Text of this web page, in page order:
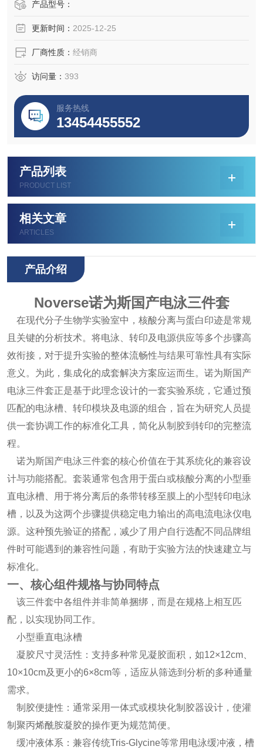
产品型号：
更新时间： 2025-12-25
厂商性质： 经销商
访问量： 393
服务热线
13454455552
产品列表
PRODUCT LIST
相关文章
ARTICLES
产品介绍
Noverse诺为斯国产电泳三件套
在现代分子生物学实验室中，核酸分离与蛋白印迹是常规
且关键的分析技术。将电泳、转印及电源供应等多个步骤高
效衔接，对于提升实验的整体流畅性与结果可靠性具有实际
意义。为此，集成化的成套解决方案应运而生。诺为斯国产
电泳三件套正是基于此理念设计的一套实验系统，它通过预
匹配的电泳槽、转印模块及电源的组合，旨在为研究人员提
供一套协调工作的标准化工具，简化从制胶到转印的完整流
程。
诺为斯国产电泳三件套的核心价值在于其系统化的兼容设
计与功能搭配。套装通常包含用于蛋白或核酸分离的小型垂
直电泳槽、用于将分离后的条带转移至膜上的小型转印电泳
槽，以及为这两个步骤提供稳定电力输出的高电流电泳仪电
源。这种预先验证的搭配，减少了用户自行选配不同品牌组
件时可能遇到的兼容性问题，有助于实验方法的快速建立与
标准化。
一、核心组件规格与协同特点
该三件套中各组件并非简单捆绑，而是在规格上相互匹
配，以实现协同工作。
小型垂直电泳槽
凝胶尺寸灵活性：支持多种常见凝胶面积，如12×12cm、
10×10cm及更小的6×8cm等，适应从筛选到分析的多种通量
需求。
制胶便捷性：通常采用一体式或模块化制胶器设计，使灌
制聚丙烯酰胺凝胶的操作更为规范简便。
缓冲液体系：兼容传统Tris-Glycine等常用电泳缓冲液，槽